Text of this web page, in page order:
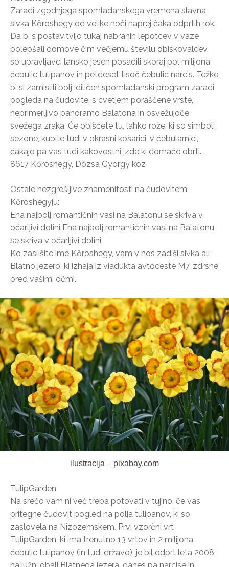
Zaradi zgodnjega spomladanskega vremena slavna
sivka Kőröshegy od velike noči naprej čaka odprtih rok.
Da bi s postavitvijo tukaj nabranih lepotcev v vaze
polepšali domove čim večjemu številu obiskovalcev,
so upravljavci lansko jesen posadili skoraj pol milijona
čebulic tulipanov in petdeset tisoč čebulic narcis. Težko
bi si zamislili bolj idiličen spomladanski program zaradi
pogleda na čudovite, s cvetjem poraščene vrste,
neprimerljivo panoramo Balatona in osvežujoče
svežega zraka. Če obiščete tu, lahko rože, ki so simboli
sezone, kupite tudi v okrasni košarici, v čebularnici,
čakajo pa vas tudi kakovostni izdelki domače obrti.
8617 Kőröshegy, Dózsa György köz
Ostale nezgrešljive znamenitosti na čudovitem
Kőröshegyju:
Ena najbolj romantičnih vasi na Balatonu se skriva v
očarljivi dolini Ena najbolj romantičnih vasi na Balatonu
se skriva v očarljivi dolini
Ko zaslišite ime Kőröshegy, vam v nos zadiši sivka ali
Blatno jezero, ki izhaja iz viadukta avtoceste M7, zdrsne
pred vašimi očmi.
ilustracija – pixabay.com
TulipGarden
Na srečo vam ni več treba potovati v tujino, če vas
pritegne čudovit pogled na polja tulipanov, ki so
zaslovela na Nizozemskem. Prvi vzorčni vrt
TulipGarden, ki ima trenutno 13 vrtov in 2 milijona
čebulic tulipanov (in tudi državo), je bil odprt leta 2008